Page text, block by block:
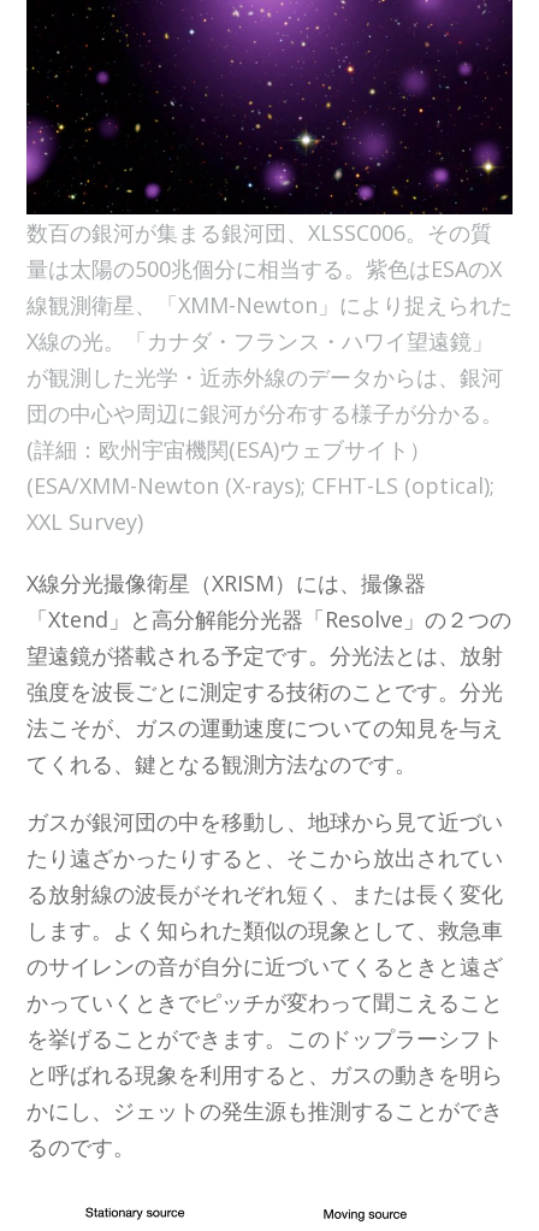
数百の銀河が集まる銀河団、XLSSC006。その質
量は太陽の500兆個分に相当する。紫色はESAのX
線観測衛星、「XMM-Newton」により捉えられた
X線の光。「カナダ・フランス・ハワイ望遠鏡」
が観測した光学・近赤外線のデータからは、銀河
団の中心や周辺に銀河が分布する様子が分かる。
(詳細：欧州宇宙機関(ESA)ウェブサイト）
(ESA/XMM-Newton (X-rays); CFHT-LS (optical);
XXL Survey)
X線分光撮像衛星（XRISM）には、撮像器
「Xtend」と高分解能分光器「Resolve」の２つの
望遠鏡が搭載される予定です。分光法とは、放射
強度を波長ごとに測定する技術のことです。分光
法こそが、ガスの運動速度についての知見を与え
てくれる、鍵となる観測方法なのです。
ガスが銀河団の中を移動し、地球から見て近づい
たり遠ざかったりすると、そこから放出されてい
る放射線の波長がそれぞれ短く、または長く変化
します。よく知られた類似の現象として、救急車
のサイレンの音が自分に近づいてくるときと遠ざ
かっていくときでピッチが変わって聞こえること
を挙げることができます。このドップラーシフト
と呼ばれる現象を利用すると、ガスの動きを明ら
かにし、ジェットの発生源も推測することができ
るのです。